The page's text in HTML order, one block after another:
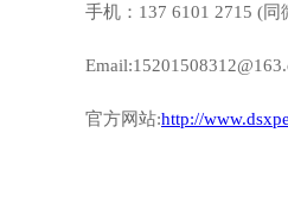
手机：137 6101 2715 (同
官方网站:http://